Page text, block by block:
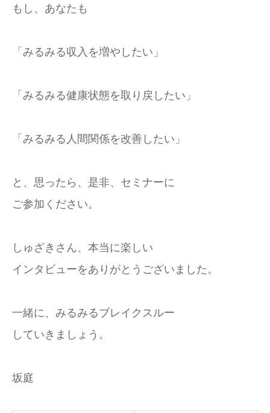
もし、あなたも
「みるみる収入を増やしたい」
「みるみる健康状態を取り戻したい」
「みるみる人間関係を改善したい」
と、思ったら、是非、セミナーに
ご参加ください。
しゅざきさん、本当に楽しい
インタビューをありがとうございました。
一緒に、みるみるブレイクスルー
していきましょう。
坂庭